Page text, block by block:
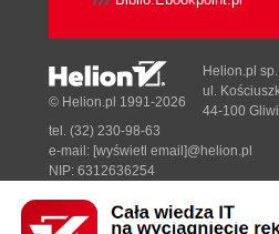
Sektor (65)
Shang Tsung (66)
Sheeva (66)
Sindel (67)
Sonya (67)
Stryker (68)
Designed with ♥ byTonik.pl
© Helion.pl 1991-2026
Helion.pl sp.
ul.
44-100
tel. (32) 230-98-63
e-mail: [wyświetl email]@helion.pl
NIP: 6312636254